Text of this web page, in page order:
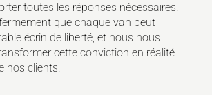
toutes les réponses nécessaires.
que chaque van peut
écrin de liberté, et nous nous
cette conviction en réalité
nos clients.